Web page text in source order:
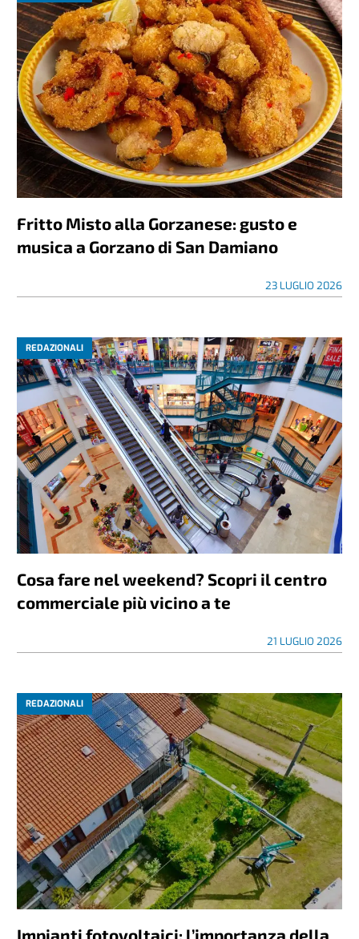
Fritto Misto alla Gorzanese: gusto e
musica a Gorzano di San Damiano
23 LUGLIO 2026
REDAZIONALI
Cosa fare nel weekend? Scopri il centro
commerciale più vicino a te
21 LUGLIO 2026
REDAZIONALI
Impianti fotovoltaici: l’importanza della